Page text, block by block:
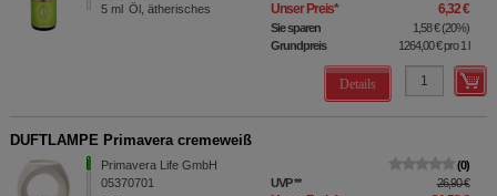
5 ml Öl, ätherisches Unser Preis* 6,32 €
Sie sparen 1,58 €(20%)
Grundpreis
1264,00 €pro 1 l
Details
DUFTLAMPE Primavera cremeweiß
Primavera Life GmbH
05370701
0
UVP** 26,90 €